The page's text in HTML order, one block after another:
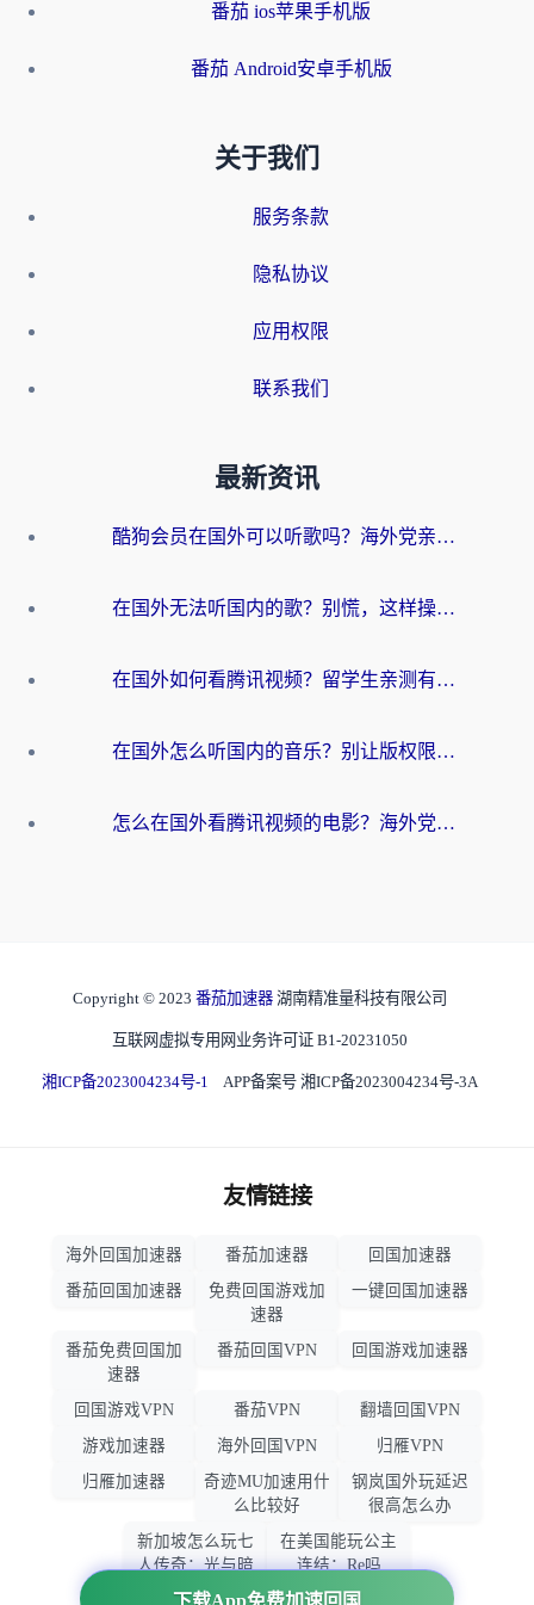
番茄 ios苹果手机版
番茄 Android安卓手机版
关于我们
服务条款
隐私协议
应用权限
联系我们
最新资讯
酷狗会员在国外可以听歌吗？海外党亲测有效：3步解决音乐权限难题
在国外无法听国内的歌？别慌，这样操作就能畅听QQ音乐（附亲测加速器推荐）
在国外如何看腾讯视频？留学生亲测有效的回国加速方案
在国外怎么听国内的音乐？别让版权限制断了你的华语歌单
怎么在国外看腾讯视频的电影？海外党亲测有效的回国加速指南
下载App免费加速回国
Copyright © 2023 番茄加速器 湖南精准量科技有限公司
互联网虚拟专用网业务许可证 B1-20231050
湘ICP备2023004234号-1 APP备案号 湘ICP备2023004234号-3A
友情链接
海外回国加速器 番茄加速器
回国加速器
番茄回国加速器
免费回国游戏加
速器
一键回国加速器
番茄免费回国加
速器
番茄回国VPN 回国游戏加速器
回国游戏VPN 番茄VPN
翻墙回国VPN
游戏加速器
海外回国VPN
归雁VPN
归雁加速器
奇迹MU加速用什
么比较好
钢岚国外玩延迟
很高怎么办
新加坡怎么玩七
人传奇：光与暗
之交战
在美国能玩公主
连结：Re吗